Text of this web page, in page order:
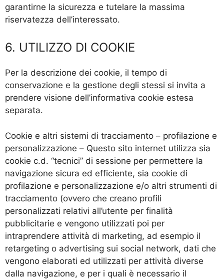
garantirne la sicurezza e tutelare la massima
riservatezza dell’interessato.
6. UTILIZZO DI COOKIE
Per la descrizione dei cookie, il tempo di
conservazione e la gestione degli stessi si invita a
prendere visione dell’informativa cookie estesa
separata.
Cookie e altri sistemi di tracciamento – profilazione e
personalizzazione – Questo sito internet utilizza sia
cookie c.d. “tecnici” di sessione per permettere la
navigazione sicura ed efficiente, sia cookie di
profilazione e personalizzazione e/o altri strumenti di
tracciamento (ovvero che creano profili
personalizzati relativi all’utente per finalità
pubblicitarie e vengono utilizzati poi per
intraprendere attività di marketing, ad esempio il
retargeting o advertising sui social network, dati che
vengono elaborati ed utilizzati per attività diverse
dalla navigazione, e per i quali è necessario il